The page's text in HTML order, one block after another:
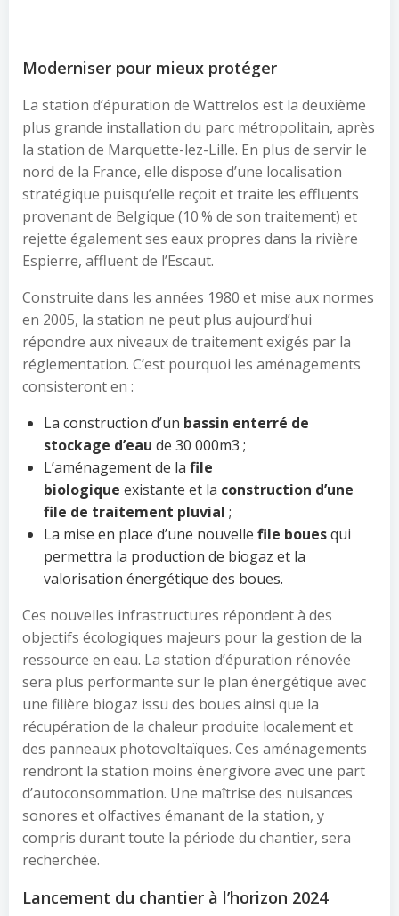
Moderniser pour mieux protéger
La station d’épuration de Wattrelos est la deuxième
plus grande installation du parc métropolitain, après
la station de Marquette-lez-Lille. En plus de servir le
nord de la France, elle dispose d’une localisation
stratégique puisqu’elle reçoit et traite les effluents
provenant de Belgique (10 % de son traitement) et
rejette également ses eaux propres dans la rivière
Espierre, affluent de l’Escaut.
Construite dans les années 1980 et mise aux normes
en 2005, la station ne peut plus aujourd’hui
répondre aux niveaux de traitement exigés par la
réglementation. C’est pourquoi les aménagements
consisteront en :
La construction d’un bassin enterré de
stockage d’eau de 30 000m3 ;
L’aménagement de la file
biologique existante et la construction d’une
file de traitement pluvial ;
La mise en place d’une nouvelle file bouesqui
permettra la production de biogaz et la
valorisation énergétique des boues.
Ces nouvelles infrastructures répondent à des
objectifs écologiques majeurs pour la gestion de la
ressource en eau. La station d’épuration rénovée
sera plus performante sur le plan énergétique avec
une filière biogaz issu des boues ainsi que la
récupération de la chaleur produite localement et
des panneaux photovoltaïques. Ces aménagements
rendront la station moins énergivore avec une part
d’autoconsommation. Une maîtrise des nuisances
sonores et olfactives émanant de la station, y
compris durant toute la période du chantier, sera
recherchée.
Lancement du chantier à l’horizon 2024